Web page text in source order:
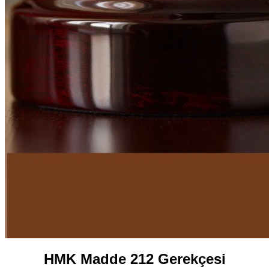
HMK Madde 212 Gerekçesi